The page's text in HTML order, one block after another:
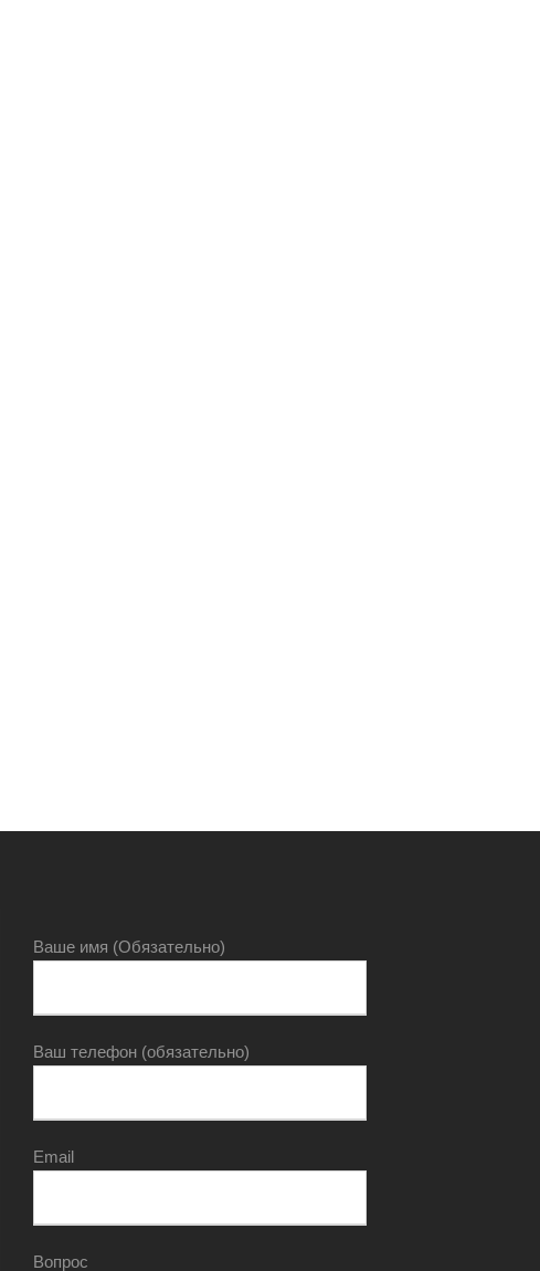
Ваше имя (Обязательно)
Ваш телефон (обязательно)
Email
Вопрос